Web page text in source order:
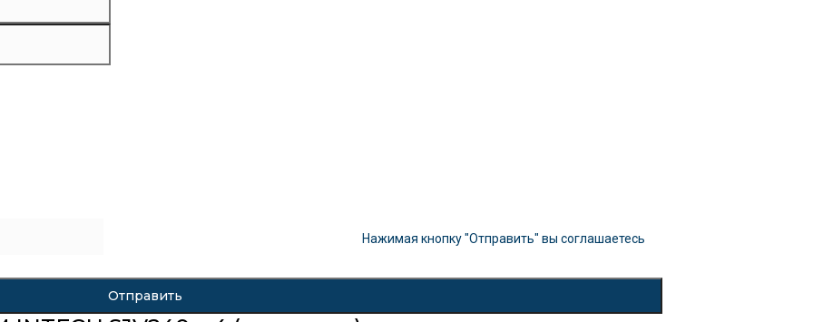
Нажимая кнопку "Отправить" вы соглашаетесь